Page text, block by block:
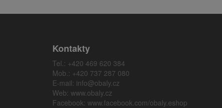
Kontakty
Tel.: +420 469 620 384
Mob.: +420 737 287 080
E-mail: info@obaly.cz
Web: www.obaly.cz
Facebook: www.facebook.com/obaly.eshop